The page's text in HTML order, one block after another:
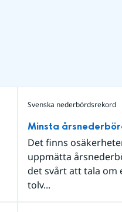
Svenska nederbördsrekord
Minsta
Det finns
uppmätta
det svårt att tala om
tolv...